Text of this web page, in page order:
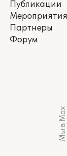
Публикации
Мероприятия
Партнеры
Форум
Мы в Max